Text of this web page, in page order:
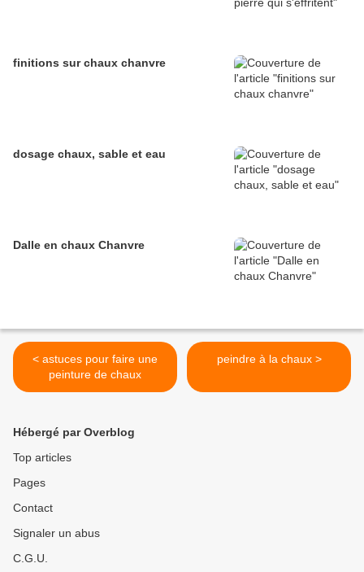
finitions sur chaux chanvre
dosage chaux, sable et eau
Dalle en chaux Chanvre
< astuces pour faire une
peinture de chaux
peindre à la chaux >
Hébergé par Overblog
Top articles
Pages
Contact
Signaler un abus
C.G.U.